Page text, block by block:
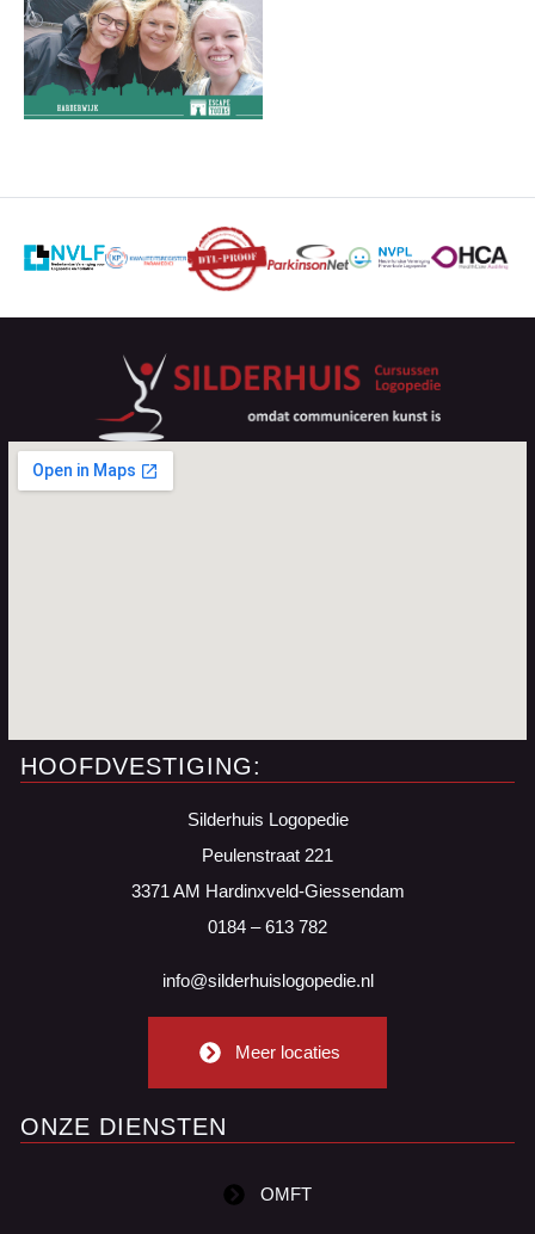
HOOFDVESTIGING:
Silderhuis Logopedie
Peulenstraat 221
3371 AM Hardinxveld-Giessendam
0184 – 613 782
info@silderhuislogopedie.nl
Meer locaties
ONZE DIENSTEN
OMFT